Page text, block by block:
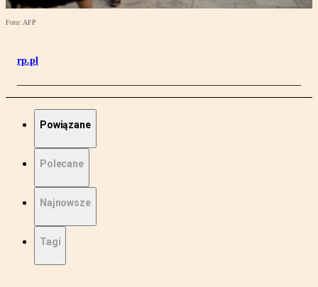
Foto: AFP
rp.pl
Powiązane
Polecane
Najnowsze
Tagi